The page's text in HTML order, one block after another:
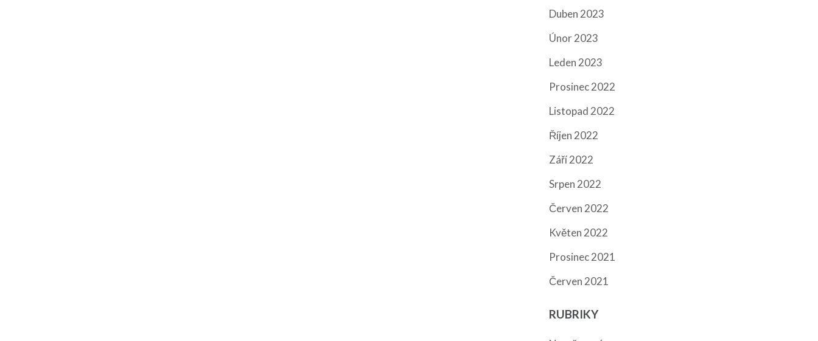
Duben 2023
Únor 2023
Leden 2023
Prosinec 2022
Listopad 2022
Říjen 2022
Září 2022
Srpen 2022
Červen 2022
Květen 2022
Prosinec 2021
Červen 2021
RUBRIKY